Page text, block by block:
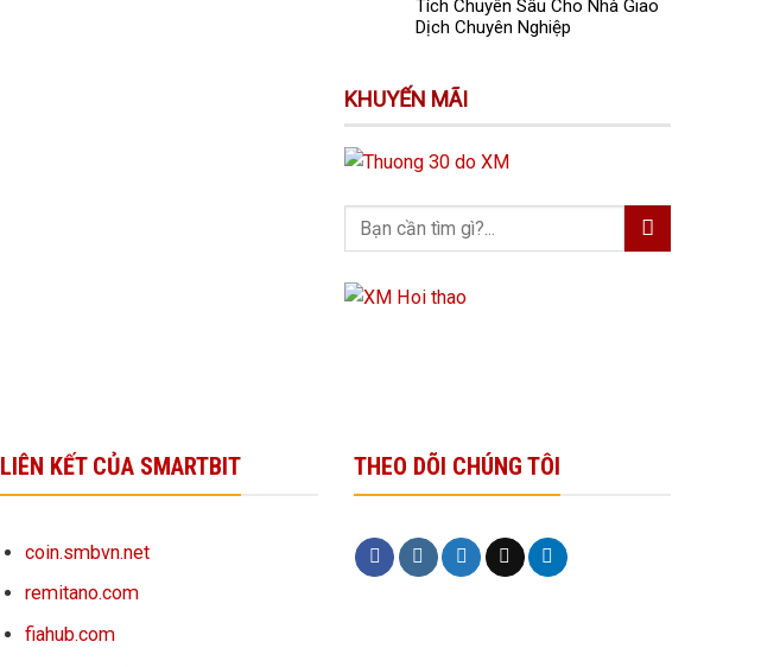
Tích Chuyên Sâu Cho Nhà Giao
Dịch Chuyên Nghiệp
KHUYẾN MÃI
LIÊN KẾT CỦA SMARTBIT
coin.smbvn.net
remitano.com
fiahub.com
THEO DÕI CHÚNG TÔI